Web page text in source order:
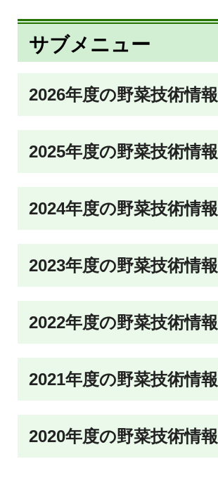
サブメニュー
2026年度の野菜技術情報
2025年度の野菜技術情報
2024年度の野菜技術情報
2023年度の野菜技術情報
2022年度の野菜技術情報
2021年度の野菜技術情報
2020年度の野菜技術情報